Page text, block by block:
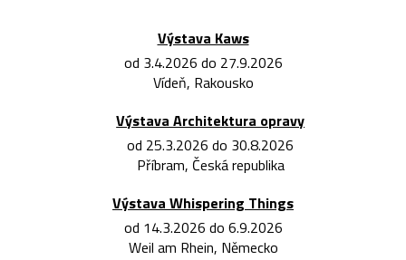
Výstava Kaws
od 3.4.2026 do 27.9.2026
Vídeň, Rakousko
Výstava Architektura opravy
od 25.3.2026 do 30.8.2026
Příbram, Česká republika
Výstava Whispering Things
od 14.3.2026 do 6.9.2026
Weil am Rhein, Německo